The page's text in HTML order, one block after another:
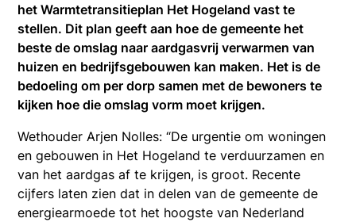
het Warmtetransitieplan Het Hogeland vast te
stellen. Dit plan geeft aan hoe de gemeente het
beste de omslag naar aardgasvrij verwarmen van
huizen en bedrijfsgebouwen kan maken. Het is de
bedoeling om per dorp samen met de bewoners te
kijken hoe die omslag vorm moet krijgen.
Wethouder Arjen Nolles: “De urgentie om woningen
en gebouwen in Het Hogeland te verduurzamen en
van het aardgas af te krijgen, is groot. Recente
cijfers laten zien dat in delen van de gemeente de
energiearmoede tot het hoogste van Nederland